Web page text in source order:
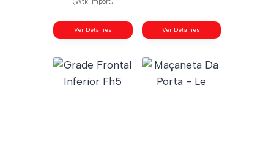
Ver Detalhes Ver Detalhes